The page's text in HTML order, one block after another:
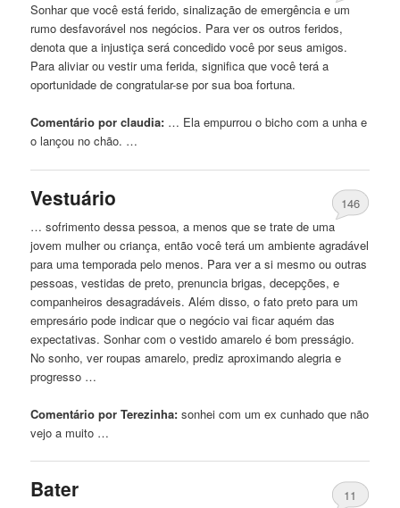
Sonhar que você está ferido, sinalização de emergência eum
rumo desfavorável nos negócios. Para ver os outros feridos,
denota que a injustiça será concedido você por seus amigos.
Para aliviar ou vestir uma ferida, significa que você terá a
oportunidade de congratular-se por sua boa fortuna.
Comentário por claudia: … Ela empurrou obicho com a unha e
o lançou no chão. …
Vestuário
146
… sofrimento dessa pessoa, a menos que se trate de uma
jovem mulher ou criança, então você teráum ambiente agradável
para uma temporada pelo menos. Para ver a si mesmo ou outras
pessoas, vestidas de preto, prenuncia brigas, decepções, e
companheiros desagradáveis. Além disso, o fato preto paraum
empresário pode indicar que o negócio vai ficar aquém das
expectativas. Sonhar com o vestido amarelo é bom presságio.
No sonho, ver roupas amarelo, prediz aproximando alegria e
progresso …
Comentário por Terezinha: sonhei comum ex cunhado que não
vejo a muito …
Bater
11